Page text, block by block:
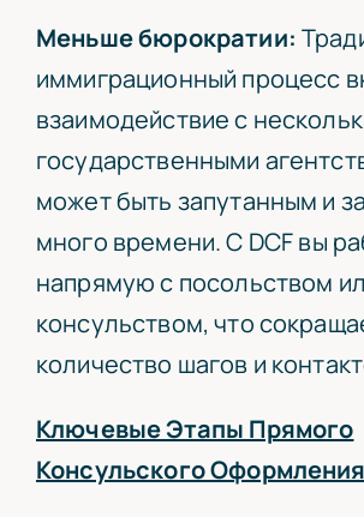
Меньше бюрократии:
иммиграционный процесс
взаимодействие с
государственными
может быть запутанным и
много времени. С DCFвы
напрямую с посольством
консульством, что
количество шагов и
Ключевые Этапы Прямого
Консульского Оформления